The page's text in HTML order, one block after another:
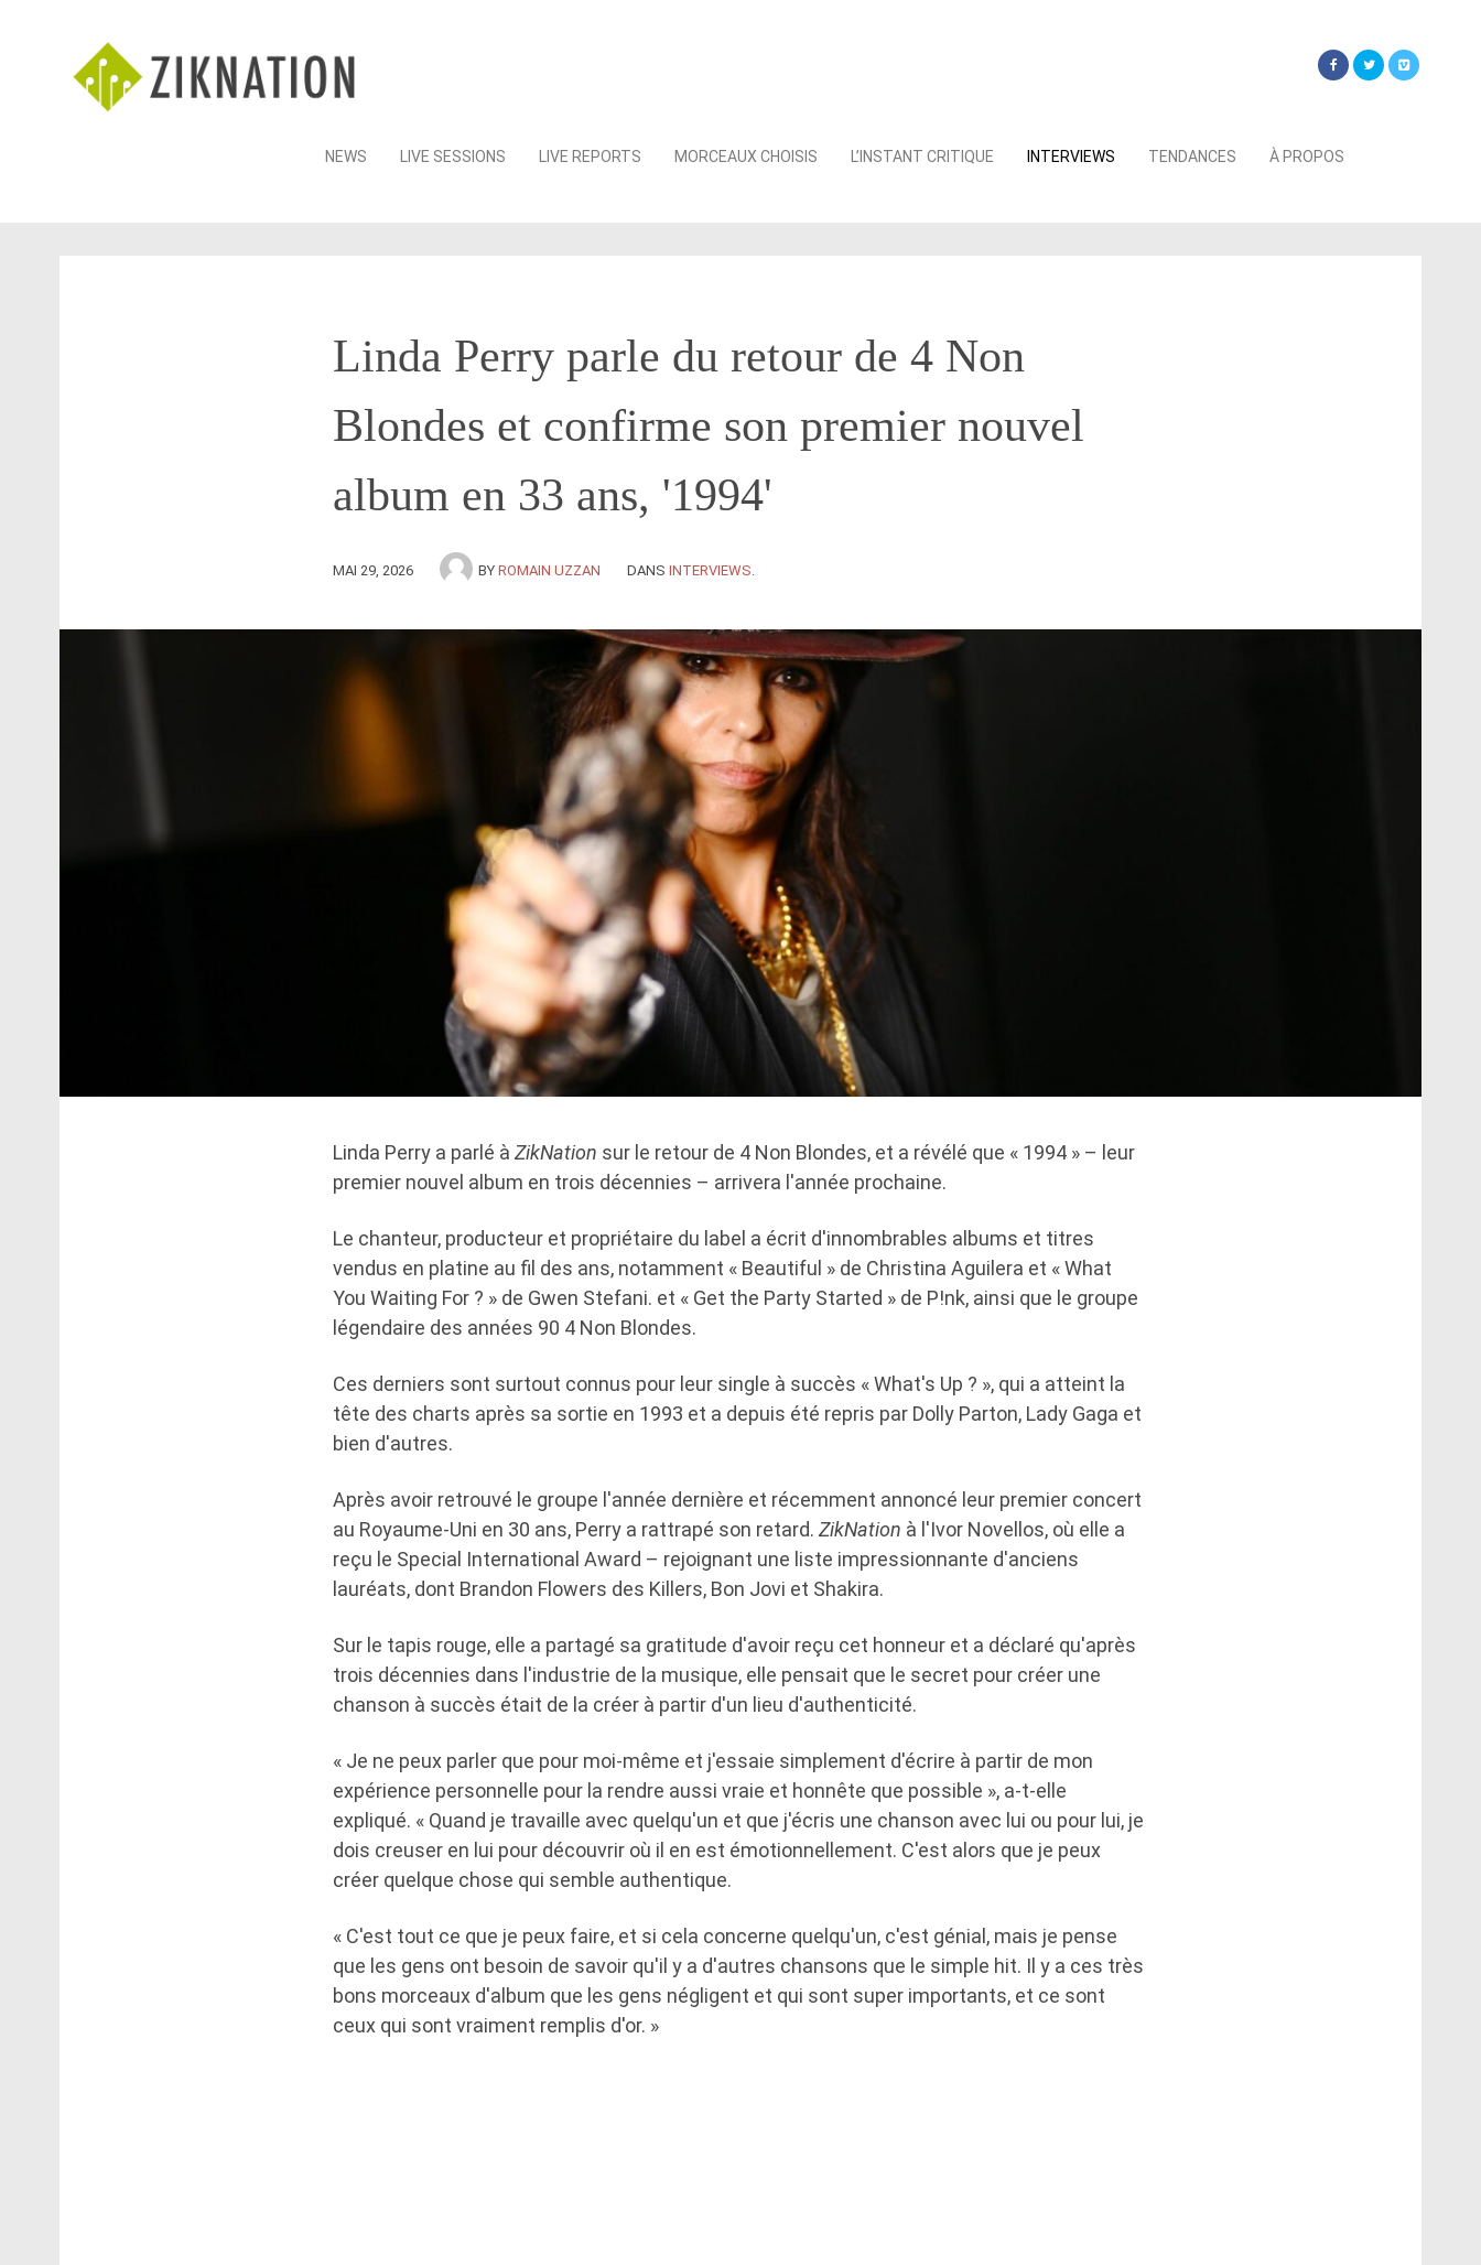
Skip
NEWS LIVE SESSIONS LIVE REPORTS MORCEAUX CHOISIS L’INSTANT CRITIQUE INTERVIEWS TENDANCES À PROPOS
Linda Perry parle du retour de 4 Non
Blondes et confirme son premier nouvel
album en 33 ans, '1994'
MAI 29, 2026 BY ROMAIN UZZAN DANS INTERVIEWS
Linda Perry a parlé à ZikNation sur le retour de 4 Non Blondes, et a révélé que « 1994 » – leur
premier nouvel album en trois décennies – arrivera l'année prochaine.
Le chanteur, producteur et propriétaire du label a écrit d'innombrables albums et titres
vendus en platine au fil des ans, notamment « Beautiful » de Christina Aguilera et « What
You Waiting For ? » de Gwen Stefani. et « Get the Party Started » de P!nk, ainsi que le groupe
légendaire des années 90 4 Non Blondes.
Ces derniers sont surtout connus pour leur single à succès « What's Up ? », qui a atteint la
tête des charts après sa sortie en 1993 et ​​a depuis été repris par Dolly Parton, Lady Gaga et
bien d'autres.
Après avoir retrouvé le groupe l'année dernière et récemment annoncé leur premier concert
au Royaume-Uni en 30 ans, Perry a rattrapé son retard. ZikNation à l'Ivor Novellos, où elle a
reçu le Special International Award – rejoignant une liste impressionnante d'anciens
lauréats, dont Brandon Flowers des Killers, Bon Jovi et Shakira.
Sur le tapis rouge, elle a partagé sa gratitude d'avoir reçu cet honneur et a déclaré qu'après
trois décennies dans l'industrie de la musique, elle pensait que le secret pour créer une
chanson à succès était de la créer à partir d'un lieu d'authenticité.
« Je ne peux parler que pour moi-même et j'essaie simplement d'écrire à partir de mon
expérience personnelle pour la rendre aussi vraie et honnête que possible », a-t-elle
expliqué. « Quand je travaille avec quelqu'un et que j'écris une chanson avec lui ou pour lui, je
dois creuser en lui pour découvrir où il en est émotionnellement. C'est alors que je peux
créer quelque chose qui semble authentique.
« C'est tout ce que je peux faire, et si cela concerne quelqu'un, c'est génial, mais je pense
que les gens ont besoin de savoir qu'il y a d'autres chansons que le simple hit. Il y a ces très
bons morceaux d'album que les gens négligent et qui sont super importants, et ce sont
ceux qui sont vraiment remplis d'or. »